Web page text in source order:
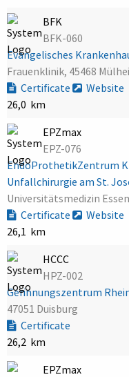
BFK
BFK-060
Evangelisches
Frauenklinik, 45468
Certificate
Website
26,0 km
EPZmax
EPZ-076
EndoProthetikZentrum
Unfallchirurgie am St.
Universitätsmedizin
Certificate
Website
26,1 km
HCCC
HPZ-002
Gerinnungszentrum
47051 Duisburg
Certificate
26,2 km
EPZmax